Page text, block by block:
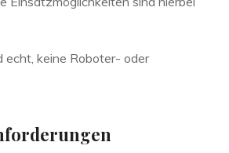
echt, keine Roboter- oder